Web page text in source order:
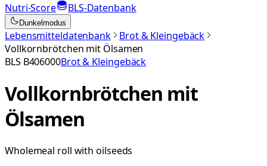
Nutri-Score
BLS-Datenbank
Dunkelmodus
Lebensmitteldatenbank
Brot & Kleingebäck
Vollkornbrötchen mit Ölsamen
BLS B406000Brot & Kleingebäck
Vollkornbrötchen mit
Ölsamen
Wholemeal roll with oilseeds